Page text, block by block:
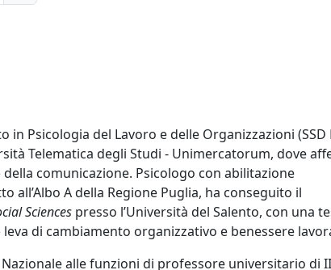
in Psicologia del Lavoro e delle Organizzazioni (SSD
Telematica degli Studi - Unimercatorum, dove
della comunicazione. Psicologo con abilitazione
all’Albo A della Regione Puglia, ha conseguito il
Sciences presso l’Università del Salento, con una
di cambiamento organizzativo e benessere
alle funzioni di professore universitario di II